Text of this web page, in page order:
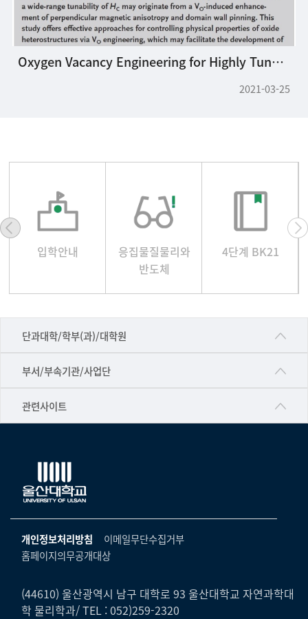
Oxygen Vacancy Engineering for Highly Tunable Ferromagnetic Properties: A Case of SrRuO3 Ultrathin Film with a SrTiO3 Capping Layer
입학안내
응집물질물리와
반도체
4단계 BK21
단과대학/학부(과)/대학원
■인문대학
▷국어국문학부
▷일본어·일본학과
▷프랑스어·프랑스학과
▷스페인·중남미학과
▷철학·상담학과
■사회과학대학
▷사회과학부
부서/부속기관/사업단
공동기기센터
공학교육혁신센터
국제교류처
기초과학연구소
물리BK 미래혁신응집물질물리인재교육연구단
미래기술혁신융합형인재양성센터
관련사이트
건강가정지원센터
교수협의회
노동조합
생명윤리위원회
온라인 기술거래 플랫폼
울산대신문
울산대학교병원
개인정보처리방침
이메일무단수집거부
홈페이지의무공개대상
(44610) 울산광역시 남구 대학로 93 울산대학교 자연과학대
학 물리학과/ TEL : 052)259-2320